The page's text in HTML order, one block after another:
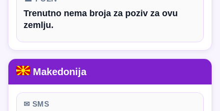
Trenutno nema broja za poziv za ovu
zemlju.
Makedonija
✉ SMS